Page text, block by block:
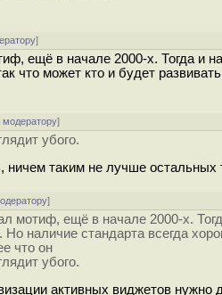
]
ещё в начале 2000-х. Тогда и
что может кто и будет
модератору]
убого.
таким не лучше остальных
]
мотиф, ещё в начале 2000-х.
наличие стандарта всегда
что он
убого.
активных виджетов